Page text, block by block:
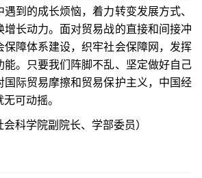
到的成长烦恼，着力转变发展方式、
增长动力。面对贸易战的直接和间接冲
保障体系建设，织牢社会保障网，发挥
能。只要我们阵脚不乱、坚定做好自己
国际贸易摩擦和贸易保护主义，中国经
可动摇。
学院副院长、学部委员）